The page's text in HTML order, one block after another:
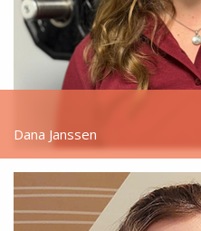
Dana Janssen